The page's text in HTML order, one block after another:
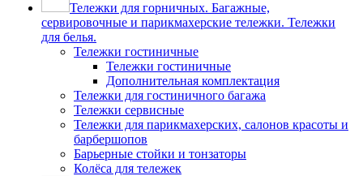
Тележки для горничных. Багажные,
сервировочные и парикмахерские тележки. Тележки
для белья.
Тележки гостиничные
Тележки гостиничные
Дополнительная комплектация
Тележки для гостиничного багажа
Тележки сервисные
Тележки для парикмахерских, салонов красоты и
барбершопов
Барьерные стойки и тонзаторы
Колёса для тележек